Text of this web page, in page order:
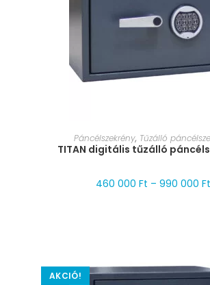
MÉRET VÁLASZTÁSA
Páncélszekrény, Tűzálló
TITAN digitális tűzálló
460 000 Ft – 990 000 Ft
AKCIÓ!